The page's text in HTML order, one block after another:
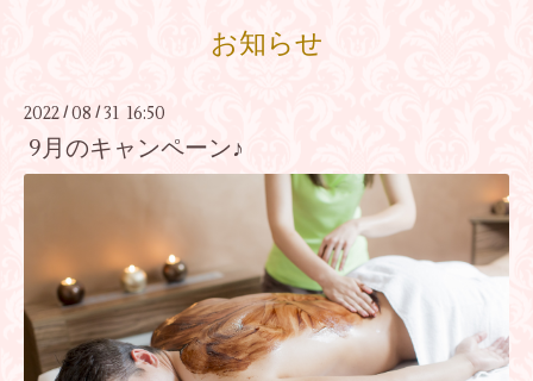
お知らせ
2022 / 08 /31 16:50
9月のキャンペーン♪